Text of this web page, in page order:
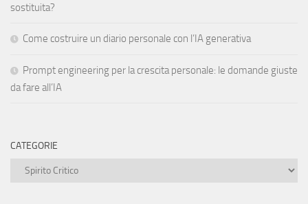
sostituita?
Come costruire un diario personale con l’IA generativa
Prompt engineering per la crescita personale: le domande giuste
da fare all’IA
CATEGORIE
Categorie